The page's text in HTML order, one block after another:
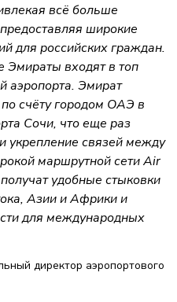
всё больше
широкие
для российских граждан.
входят в топ
аэропорта. Эмират
счёту городом ОАЭ в
Сочи, что еще раз
укрепление связей между
маршрутной сети Air
удобные стыковки
Азии и Африки и
для международных
директор аэропортового